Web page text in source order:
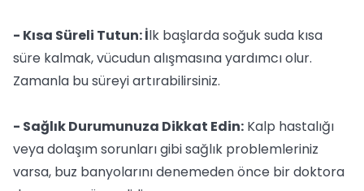
- Kısa Süreli Tutun: İlk başlarda soğuk suda kısa
süre kalmak, vücudun alışmasına yardımcı olur.
Zamanla bu süreyi artırabilirsiniz.
- Sağlık Durumunuza Dikkat Edin: Kalp hastalığı
veya dolaşım sorunları gibi sağlık problemleriniz
varsa, buz banyolarını denemeden önce bir doktora